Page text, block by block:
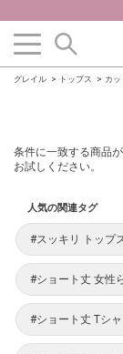
グレイル トップス カ
条件に一致する商品
お試しください。
人気の関連タグ
#スッキリ トップ
#ショート丈 女性
#ショート丈 Tシ